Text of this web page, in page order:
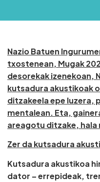
Nazio Batuen
txostenean, Mugak
desorekak izenekoan,
kutsadura akustikoak
ditzakeela epe luzera,
mentalean. Eta,
areagotu ditzake, hala
Zer da kutsadura
Kutsadura akustikoa
dator – errepideak,